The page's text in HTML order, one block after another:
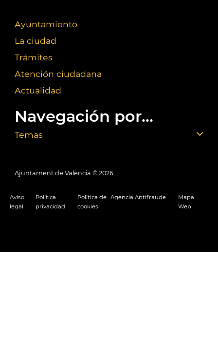
Ayuntamiento
La ciudad
Trámites
Atención ciudadana
Actualidad
Navegación por...
Temas
Ajuntament de València © 2026
Aviso
legal
Política
privacidad
Política de
cookies
Agencia Antifraude
Mapa
Web